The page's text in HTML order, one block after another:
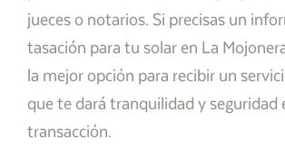
jueces o notarios. Si precisas un
tasación para tu solar en La
la mejor opción para recibir un
que te dará tranquilidad y seguridad
transacción.